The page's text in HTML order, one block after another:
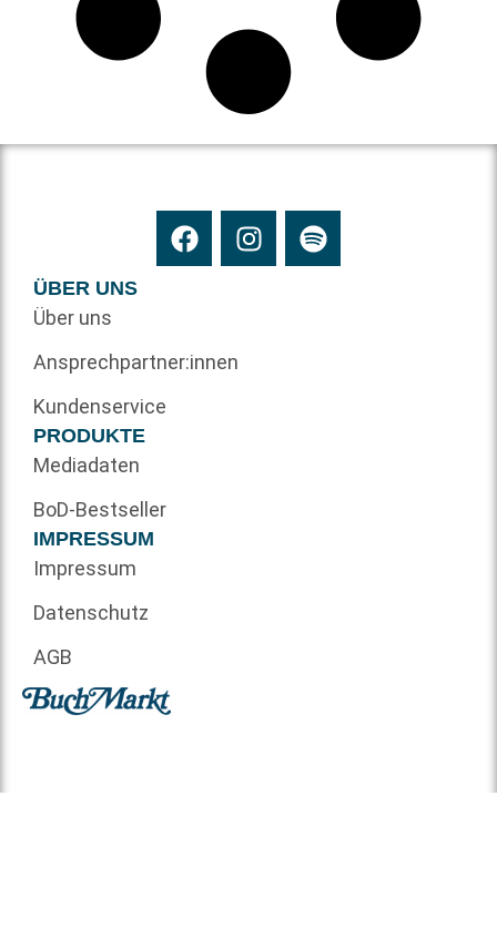
ÜBER UNS
Über uns
Ansprechpartner:innen
Kundenservice
PRODUKTE
Mediadaten
BoD-Bestseller
IMPRESSUM
Impressum
Datenschutz
AGB